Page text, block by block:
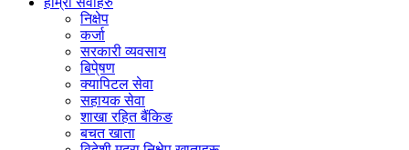
निक्षेप
कर्जा
सरकारी व्यवसाय
बिपे्षण
क्यापिटल सेवा
सहायक सेवा
शाखा रहित बैंकिङ
बचत खाता